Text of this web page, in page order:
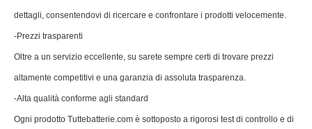
dettagli, consentendovi di ricercare e confrontare i prodotti velocemente.
-Prezzi trasparenti
Oltre a un servizio eccellente, su sarete sempre certi di trovare prezzi
altamente competitivi e una garanzia di assoluta trasparenza.
-Alta qualità conforme agli standard
Ogni prodotto Tuttebatterie.com è sottoposto a rigorosi test di controllo e di